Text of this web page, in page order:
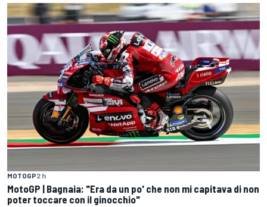
MOTOGP2 h
MotoGP | Bagnaia: "Era da un po' che non mi capitava di non
poter toccare con il ginocchio"